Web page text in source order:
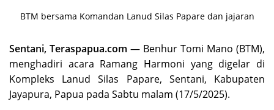
BTM bersama Komandan Lanud Silas Papare dan jajaran
Sentani, Teraspapua.com — Benhur Tomi Mano (BTM),
menghadiri acara Ramang Harmoni yang digelar di
Kompleks Lanud Silas Papare, Sentani, Kabupaten
Jayapura, Papua pada Sabtu malam (17/5/2025).